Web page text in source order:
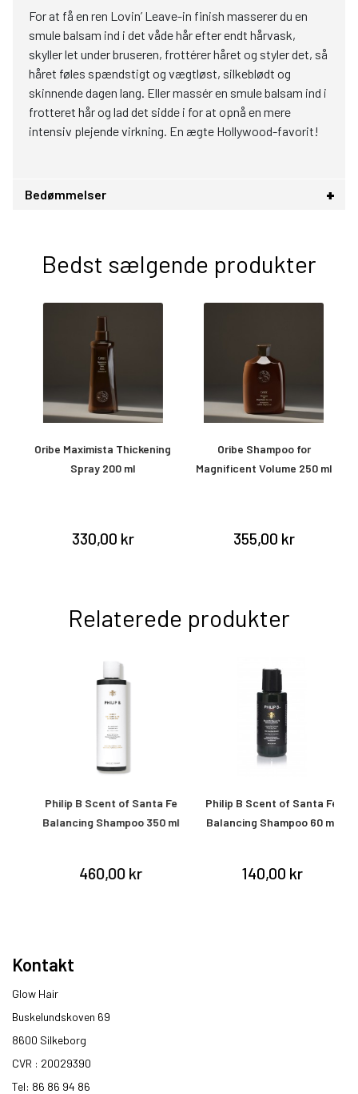
For at få en ren Lovin’ Leave-in finish masserer du en
smule balsam ind i det våde hår efter endt hårvask,
skyller let under bruseren, frottérer håret og styler det, så
håret føles spændstigt og vægtløst, silkeblødt og
skinnende dagen lang. Eller massér en smule balsam ind i
frotteret hår og lad det sidde i for at opnå en mere
intensiv plejende virkning. En ægte Hollywood-favorit!
Bedømmelser
Bedst sælgende produkter
Oribe Maximista Thickening
Spray 200 ml
330,00 kr
Oribe Shampoo for
Magnificent Volume 250 ml
355,00 kr
Relaterede produkter
Philip B Scent of Santa Fe
Balancing Shampoo 350 ml
460,00 kr
Philip B Scent of Santa Fe
Balancing Shampoo 60 ml
140,00 kr
Kontakt
Glow Hair
Buskelundskoven 69
8600 Silkeborg​
CVR : 20029390​
Tel: 86 86 94 86